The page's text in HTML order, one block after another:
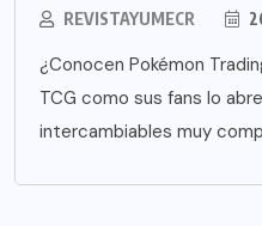
REVISTAYUMECR
¿Conocen Pokémon
TCG como sus fans lo
intercambiables muy